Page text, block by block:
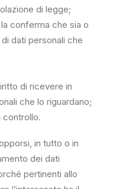
di legge;
conferma che sia o
dati personali che
di ricevere in
che lo riguardano;
controllo.
in tutto o in
dei dati
pertinenti allo